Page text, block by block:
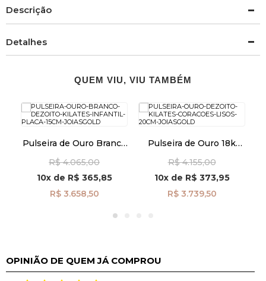
Descrição
Detalhes
QUEM VIU, VIU TAMBÉM
Pulseira de Ouro Branco
15cm pu04691
R$ 4.065,00
10xde R$ 365,85
R$ 3.658,50
Pulseira de Ouro 18k
pu08483
R$ 4.155,00
10xde R$ 373,95
R$ 3.739,50
OPINIÃO DE QUEM JÁ COMPROU